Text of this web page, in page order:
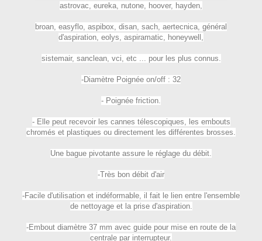
astrovac, eureka, nutone, hoover, hayden,
broan, easyflo, aspibox, disan, sach, aertecnica, général
d'aspiration, eolys, aspiramatic, honeywell,
sistemair, sanclean, vci, etc ... pour les plus connus.
-Diamètre Poignée on/off : 32
- Poignée friction.
- Elle peut recevoir les cannes télescopiques, les embouts
chromés et plastiques ou directement les différentes brosses.
Une bague pivotante assure le réglage du débit.
-Très bon débit d'air
-Facile d'utilisation et indéformable, il fait le lien entre l'ensemble
de nettoyage et la prise d'aspiration.
-Embout diamètre 37 mm avec guide pour mise en route de la
centrale par interrupteur.